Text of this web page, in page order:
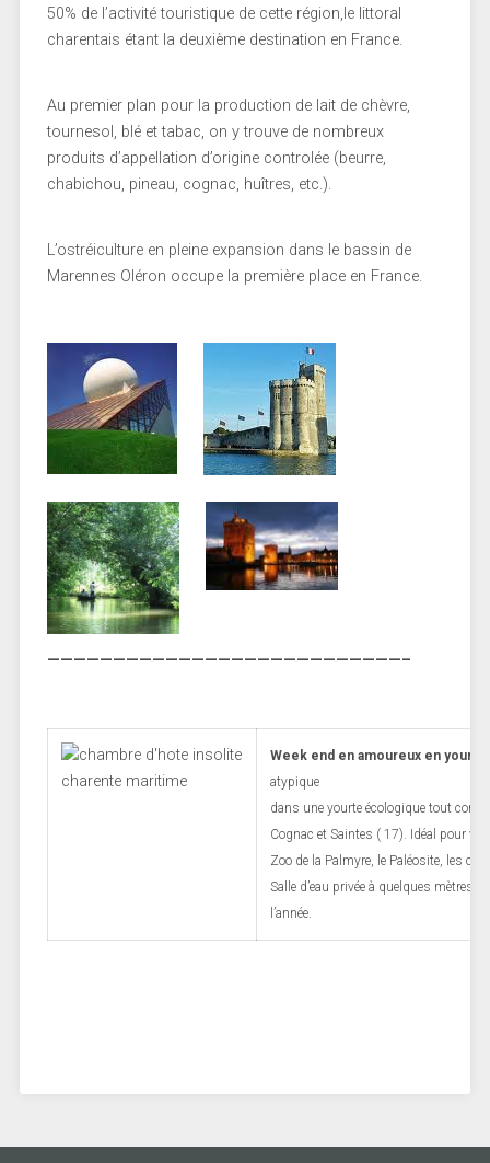
50% de l’activité touristique de cette région,le littoral
charentais étant la deuxième destination en France.
Au premier plan pour la production de lait de chèvre,
tournesol, blé et tabac, on y trouve de nombreux
produits d’appellation d’origine controlée (beurre,
chabichou, pineau, cognac, huîtres, etc.).
L’ostréiculture en pleine expansion dans le bassin de
Marennes Oléron occupe la première place en France.
———————————————————————————–
Week end en amoureux en yourte
atypique
dans une yourte écologique tout
Cognac et Saintes ( 17). Idéal pour
Zoo de la Palmyre, le Paléosite, les
Salle d’eau privée à quelques mètres,
l’année.